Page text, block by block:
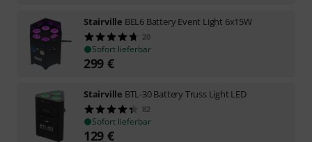
Stairville BEL6 Battery Event Light 6x15W
20
Sofort lieferbar
299 €
Stairville BTL-30 Battery Truss Light LED
82
Sofort lieferbar
129 €